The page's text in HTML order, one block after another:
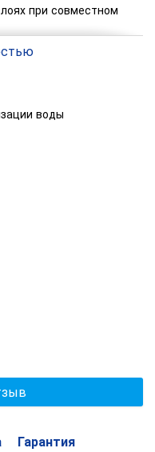
при совместном
превосходную
экономичность.
срок службы.
воды
Гарантия